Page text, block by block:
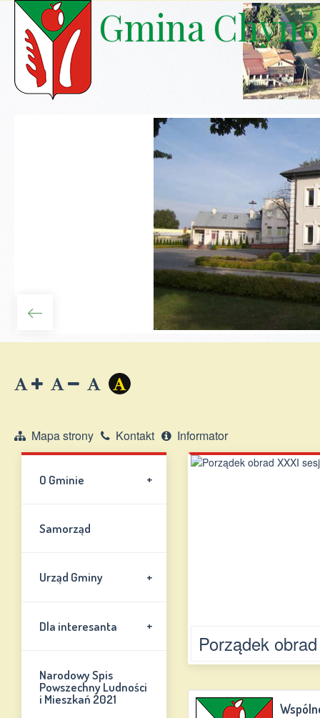
Gmina
ZwiększZmniejszZresetuj
Wersja
Mapa strony Kontakt Informator
+
O Gminie
Samorząd
+
Urząd Gminy
+
Dla interesanta
Narodowy Spis
Powszechny Ludności
i Mieszkań 2021
Porządek